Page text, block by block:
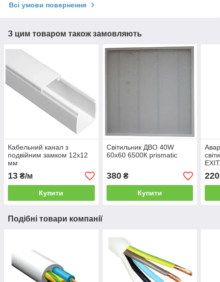
Всі умови повернення
З цим товаром також замовляють
Кабельний канал з
подвійним замком 12х12
мм
13 ₴/м
Купити
Світильник ДВО 40W
60x60 6500К prismatic
380₴
Купити
W
220
Подібні товари компанії